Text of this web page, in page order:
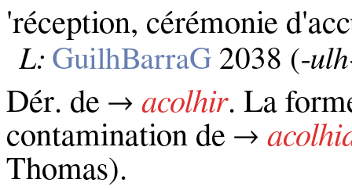
'réception, cérémonie
L: GuilhBarraG 2038 (
Dér. de → acolhir. La
contamination de →
Thomas).